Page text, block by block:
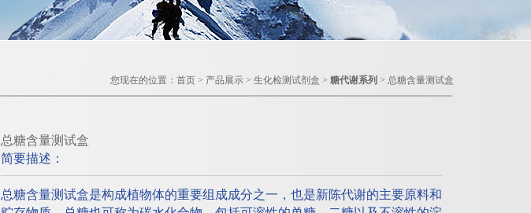
您现在的位置： 首页 > 产品展示 > 生化检测试剂盒 > 糖代谢系列 > 总糖含量测试盒
总糖含量测试盒
简要描述：
总糖含量测试盒是构成植物体的重要组成成分之一，也是新陈代谢的主要原料和